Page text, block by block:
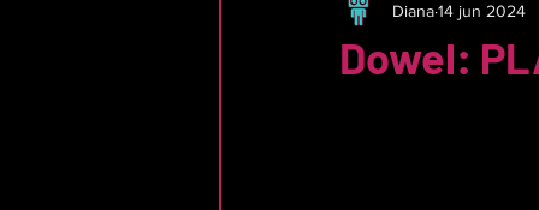
Dowel:
Diana14 jun 2024